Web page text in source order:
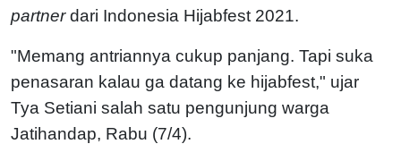
partnerdari Indonesia Hijabfest 2021.
"Memang antriannya cukup panjang. Tapi suka
penasaran kalau ga datang ke hijabfest," ujar
Tya Setiani salah satu pengunjung warga
Jatihandap, Rabu (7/4).